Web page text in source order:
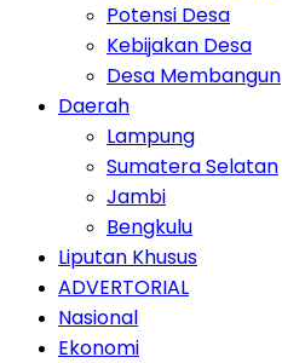
Potensi Desa
Kebijakan Desa
Desa Membangun
Daerah
Lampung
Sumatera Selatan
Jambi
Bengkulu
Liputan Khusus
ADVERTORIAL
Nasional
Ekonomi